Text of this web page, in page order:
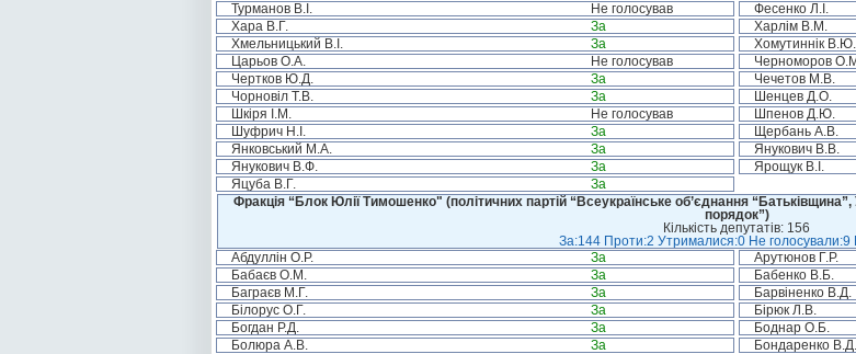
Турманов В.І.
Не голосував Фесенко Л.І.
Хара В.Г.
За Харлім В.М.
Хмельницький В.І.
За Хомутиннік В.Ю.
Царьов О.А.
Не голосував Черноморов
Чертков Ю.Д.
За Чечетов М.В.
Чорновіл Т.В.
За Шенцев Д.О.
Шкіря І.М.
Не голосував Шпенов Д.Ю.
Шуфрич Н.І.
За Щербань А.В.
Янковський М.А.
За Янукович В.В.
Янукович В.Ф.
За Ярощук В.І.
Яцуба В.Г.
За
Фракція “Блок Юлії Тимошенко" (політичних партій “Всеукраїнське об’єднання
порядок”)
Кількість депутатів: 156
За:144 Проти:2 Утрималися:0 Не голосували:9
Абдуллін О.Р.
За Арутюнов Г.Р.
Бабаєв О.М.
За Бабенко В.Б.
Баграєв М.Г.
За Барвіненко В.Д.
Білорус О.Г.
За Бірюк Л.В.
Богдан Р.Д.
За Боднар О.Б.
Болюра А.В.
За Бондаренко В.Д.